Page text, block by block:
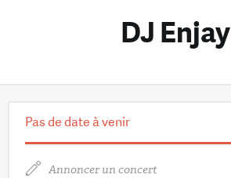
DJ Enjay
Pas de date à venir
Annoncer un concert